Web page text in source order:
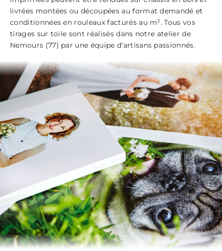
livrées montées ou découpées au format demandé et
conditionnées en rouleaux facturés au m². Tous vos
tirages sur toile sont réalisés dans notre atelier de
Nemours (77) par une équipe d'artisans passionnés.